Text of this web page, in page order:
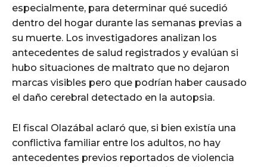
especialmente, para determinar qué sucedió
dentro del hogar durante las semanas previas a
su muerte. Los investigadores analizan los
antecedentes de salud registrados y evalúan si
hubo situaciones de maltrato que no dejaron
marcas visibles pero que podrían haber causado
el daño cerebral detectado en la autopsia.
El fiscal Olazábal aclaró que, si bien existía una
conflictiva familiar entre los adultos, no hay
antecedentes previos reportados de violencia